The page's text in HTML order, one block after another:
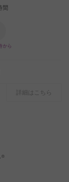
詳細はこちら